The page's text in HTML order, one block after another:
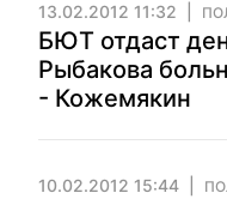
13.02.2012 11:32
БЮТ отдаст
Рыбакова
- Кожемякин
10.02.2012 15:44